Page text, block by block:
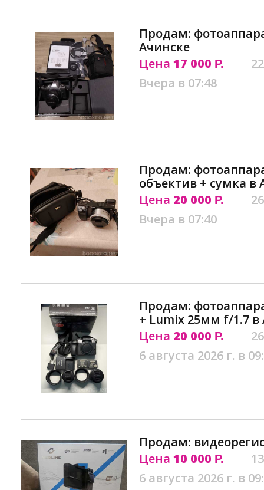
Продам:
Ачинске
Цена 17 000 Р.
Вчера в 07:48
Продам:
объектив + сумка в
Цена 20 000 Р.
Вчера в 07:40
Продам:
+ Lumix 25мм f/1.7 в
Цена 20 000 Р.
6 августа 2026 г. в
Продам:
Цена 10 000 Р.
6 августа 2026 г. в